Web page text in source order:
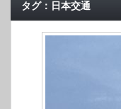
タグ：日本交通